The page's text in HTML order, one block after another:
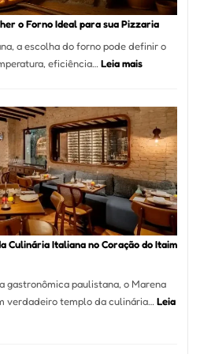
Portal
Resolver
Isso
o Forno Ideal para sua Pizzaria
a escolha do forno pode definir o
eficiência…Leia mais:
Como
Escolher
o
Forno
Ideal
para
sua
Pizzaria
Culinária Italiana no Coração do Itaim
gastronômica paulistana, o Marena
verdadeiro templo da culinária… Leia